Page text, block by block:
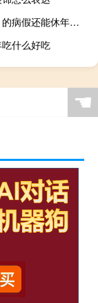
请了两个月的病假还能休年假吗
什么好吃
☚